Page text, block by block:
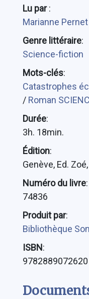
Lu par:
Marianne Pernet
Genre littéraire:
Science-fiction
Mots-clés:
Catastrophes
/ Roman
Durée:
3h. 18min.
Édition:
Genève, Ed.
Numéro du livre:
74836
Produit par:
Bibliothèque
ISBN:
9782889072620